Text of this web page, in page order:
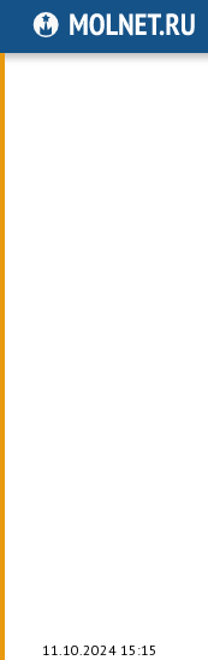
11.10.2024 15:15